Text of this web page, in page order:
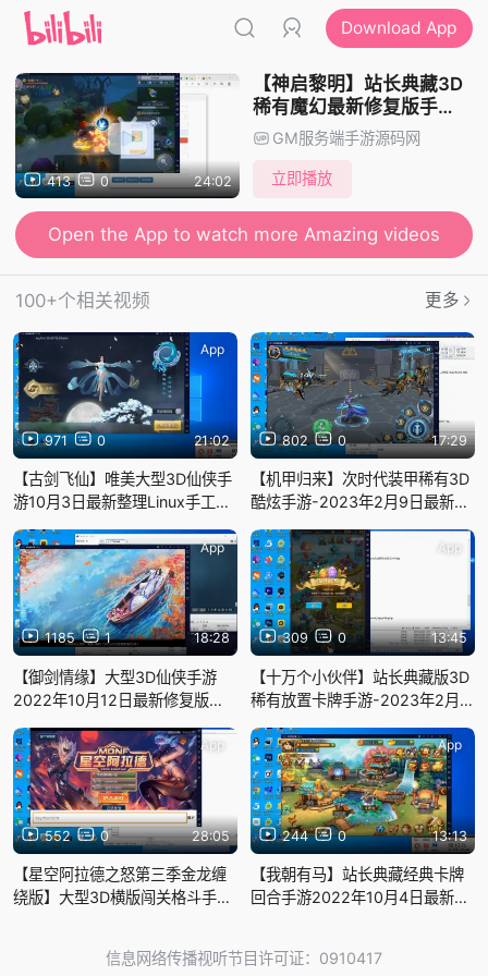
Download App
413 0 24:02
【神启黎明】站长典藏3D
稀有魔幻最新修复版手
游-2023年1月11日最新整
理Linux手工服务端源码视
频教程-完善GM授权后台
GM服务端手游源码网
立即播放
Open the App to watch more Amazing videos
100+个相关视频 更多
971 0 21:02
App
【古剑飞仙】唯美大型3D仙侠手
游10月3日最新整理Linux手工服
善GM授权后台工具+安卓端！
802 0 17:29
App
【机甲归来】次时代装甲稀有3D
酷炫手游-2023年2月9日最新整
完善GM后台工具！
1185 1 18:28
App
【御剑情缘】大型3D仙侠手游
2022年10月12日最新修复版
全套数据库-增加至最高200级-
各种工具+完善GM后台+商城编
辑
309 0 13:45
App
【十万个小伙伴】站长典藏版3D
稀有放置卡牌手游-2023年2月3
视频教程-GM授权后台工具！
552 0 28:05
App
【星空阿拉德之怒第三季金龙缠
绕版】大型3D横版闯关格斗手
完善全套运营后台-完美GM授权
244 0 13:13
App
【我朝有马】站长典藏经典卡牌
回合手游2022年10月4日最新整
信息网络传播视听节目许可证：0910417